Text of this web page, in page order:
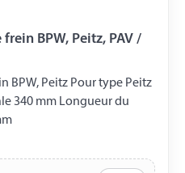
BPW, Peitz, PAV /
BPW, Peitz Pour type Peitz
340 mm Longueur du